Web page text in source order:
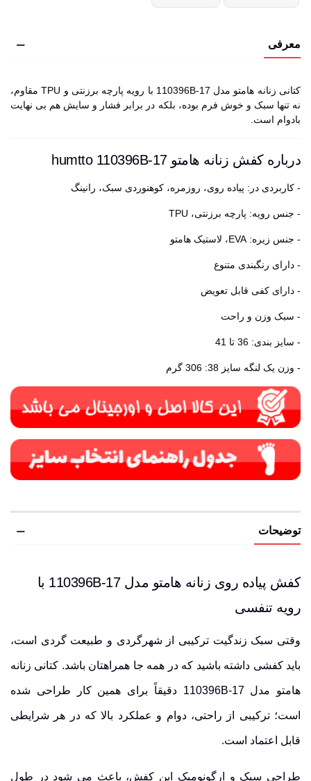
معرفی
کتانی زنانه هامتو مدل 110396B-17 با رویه پارچه برزنتی و TPU مقاوم،
نه تنها سبک و خوش فرم بوده، بلکه در برابر فشار و سایش هم بی نهایت
بادوام است.
درباره کفش زنانه هامتو humtto 110396B-17
- کاربردی در: پیاده روی، روزمره، کوهنوردی سبک، رانینگ
- جنس رویه: پارچه برزنتی، TPU
- جنس زیره: EVA، لاستیک هامتو
- دارای رنگبندی متنوع
- دارای کفی قابل تعویض
- سبک وزن و راحت
- سایز بندی: 36 تا 41
- وزن یک لنگه سایز 38: 306 گرم
توضیحات
کفش پیاده روی زنانه هامتو مدل 110396B-17 با
رویه تنفسی
وقتی سبک زندگیت ترکیبی از شهرگردی و طبیعت گردی است،
باید کفشی داشته باشید که در همه جا همراهتان باشد. کتانی زنانه
هامتو مدل 110396B-17 دقیقاً برای همین کار طراحی شده
است؛ ترکیبی از راحتی، دوام و عملکرد بالا که در هر شرایطی
قابل اعتماد است.
طراحی سبک و ارگونومیک این کفش، باعث می شود در طول